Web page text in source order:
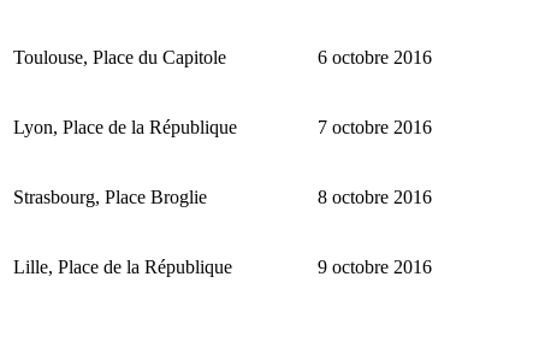
Toulouse, Place du Capitole 6 octobre 2016
Lyon, Place de la République 7 octobre 2016
Strasbourg, Place Broglie 8 octobre 2016
Lille, Place de la République 9 octobre 2016